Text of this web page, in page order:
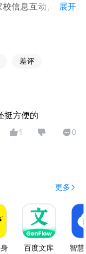
信息互动,考勤报
展开
差评
挺方便的
1 0
更多
百度文库 智